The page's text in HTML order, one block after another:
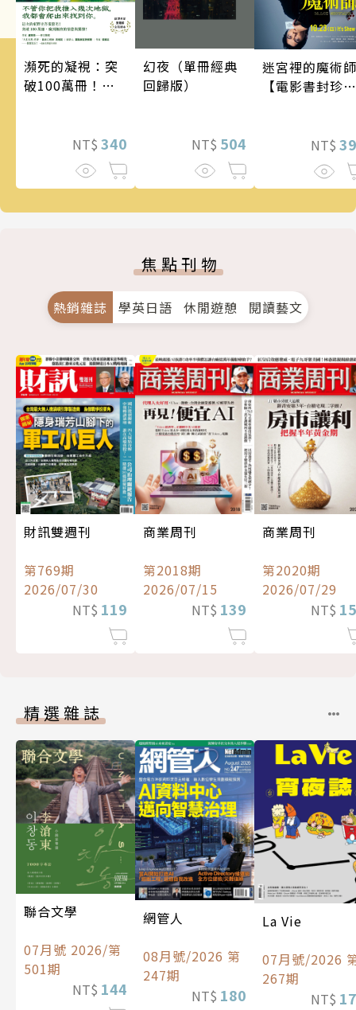
瀕死的凝視：突
破100萬冊！這
的情慾與驚悚！
NT$ 340
幻夜（單冊經典
回歸版）
NT$ 504
迷宮裡的魔術師
【電影書封珍藏
NT$
焦點刊物
熱銷雜誌 學英日語 休閒遊憩 閱讀藝文
財訊雙週刊
第769期
2026/07/30
NT$ 119
商業周刊
第2018期
2026/07/15
NT$ 139
商業周刊
第2020期
2026/07/29
NT$
精選雜誌
聯合文學
07月號 2026/第
501期
NT$ 144
網管人
08月號/2026 第
247期
NT$ 180
La Vie
07月號/2026
267期
NT$